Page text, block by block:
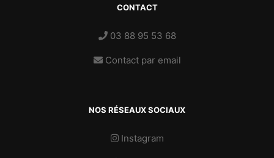
CONTACT
03 88 95 53 68
Contact par email
NOS RÉSEAUX SOCIAUX
Instagram